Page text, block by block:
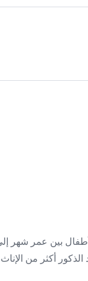
بين عمر
عند الذكور أكثر من